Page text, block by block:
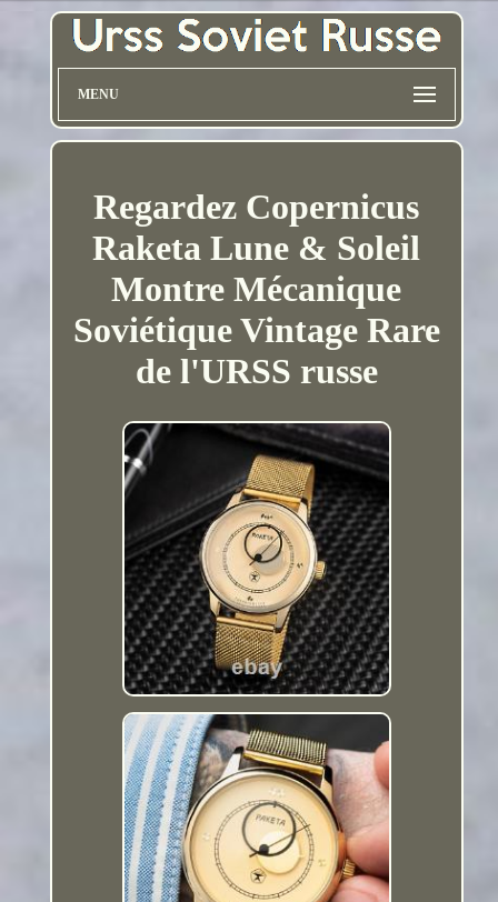
MENU
Regardez Copernicus
Raketa Lune & Soleil
Montre Mécanique
Soviétique Vintage Rare
de l'URSS russe